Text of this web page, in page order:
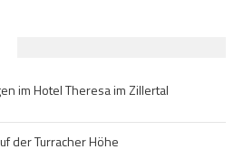
im Hotel Theresa im Zillertal
der Turracher Höhe